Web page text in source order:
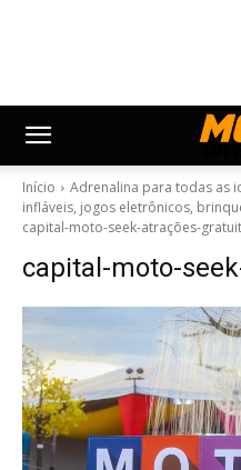
Início
Adrenalina para todas as
infláveis, jogos eletrônicos,
capital-moto-seek-atrações-
capital-moto-